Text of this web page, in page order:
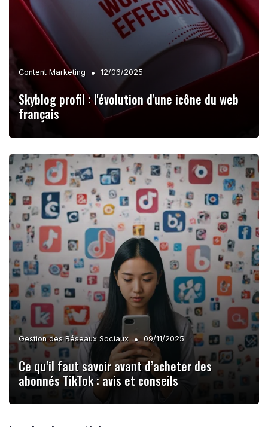
Content Marketing • 12/06/2025
Skyblog profil : l'évolution d'une icône du web
français
Gestion des Réseaux Sociaux • 09/11/2025
Ce qu’il faut savoir avant d’acheter des
abonnés TikTok : avis et conseils